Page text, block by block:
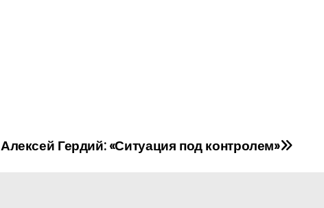
Алексей Гердий: «Ситуация под контролем»